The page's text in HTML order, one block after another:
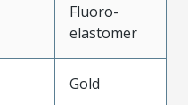
Fluoro-
elastomer
Gold